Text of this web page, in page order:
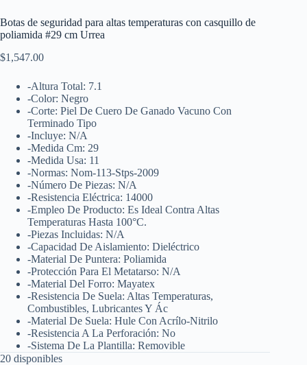
Botas de seguridad para altas temperaturas con casquillo de
poliamida #29 cm Urrea
$1,547.00
-Altura Total: 7.1
-Color: Negro
-Corte: Piel De Cuero De Ganado Vacuno Con
Terminado Tipo
-Incluye: N/A
-Medida Cm: 29
-Medida Usa: 11
-Normas: Nom-113-Stps-2009
-Número De Piezas: N/A
-Resistencia Eléctrica: 14000
-Empleo De Producto: Es Ideal Contra Altas
Temperaturas Hasta 100°C.
-Piezas Incluidas: N/A
-Capacidad De Aislamiento: Dieléctrico
-Material De Puntera: Poliamida
-Protección Para El Metatarso: N/A
-Material Del Forro: Mayatex
-Resistencia De Suela: Altas Temperaturas,
Combustibles, Lubricantes Y Ác
-Material De Suela: Hule Con Acrílo-Nitrilo
-Resistencia A La Perforación: No
-Sistema De La Plantilla: Removible
20 disponibles